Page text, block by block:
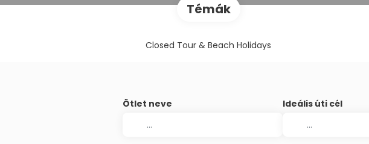
Témák
Closed Tour & Beach Holidays
Ötlet neve Ideális úti cél